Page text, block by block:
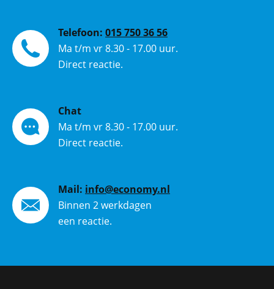
Telefoon: 015 750 36 56
Ma t/m vr 8.30 - 17.00 uur.
Direct reactie.
Chat
Ma t/m vr 8.30 - 17.00 uur.
Direct reactie.
Mail: info@economy.nl
Binnen 2 werkdagen
een reactie.